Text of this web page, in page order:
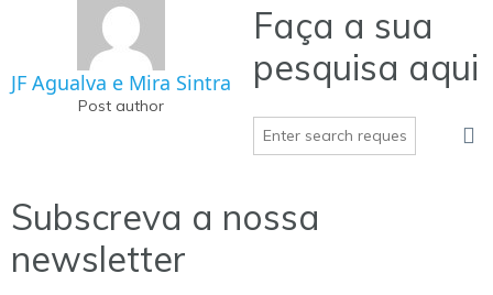
JF Agualva e Mira Sintra
Post author
Faça a sua
pesquisa aqui
Subscreva a nossa
newsletter